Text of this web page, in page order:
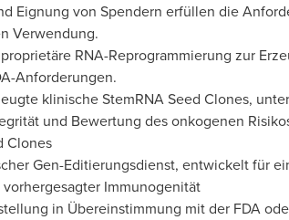
Eignung von Spendern erfüllen die
Verwendung.
RNA-Reprogrammierung zur
Anforderungen.
klinische StemRNA Seed Clones,
und Bewertung des onkogenen
Clones
Gen-Editierungsdienst, entwickelt für
Immunogenität
in Übereinstimmung mit der FDA